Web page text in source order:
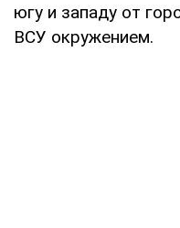
югу и западу от
ВСУ окружением.